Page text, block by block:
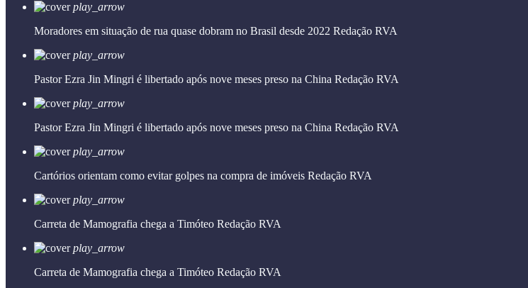
play_arrow
Moradores em situação de rua quase dobram no Brasil desde 2022 Redação RVA
play_arrow
Pastor Ezra Jin Mingri é libertado após nove meses preso na China Redação RVA
play_arrow
Pastor Ezra Jin Mingri é libertado após nove meses preso na China Redação RVA
play_arrow
Cartórios orientam como evitar golpes na compra de imóveis Redação RVA
play_arrow
Carreta de Mamografia chega a Timóteo Redação RVA
play_arrow
Carreta de Mamografia chega a Timóteo Redação RVA